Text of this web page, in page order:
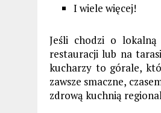
I wiele więcej!
Jeśli chodzi o
restauracji lub na
kucharzy to górale,
zawsze smaczne,
zdrową kuchnią